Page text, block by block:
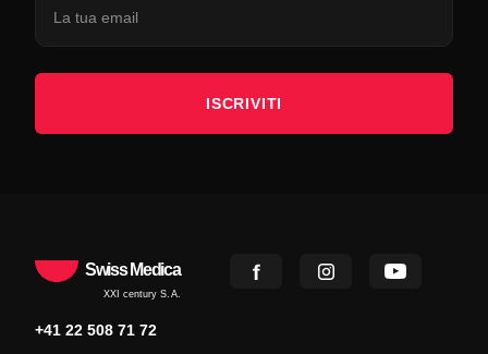
ISCRIVITI
Swiss Medica
XXI century S.A.
+41 22 508 71 72